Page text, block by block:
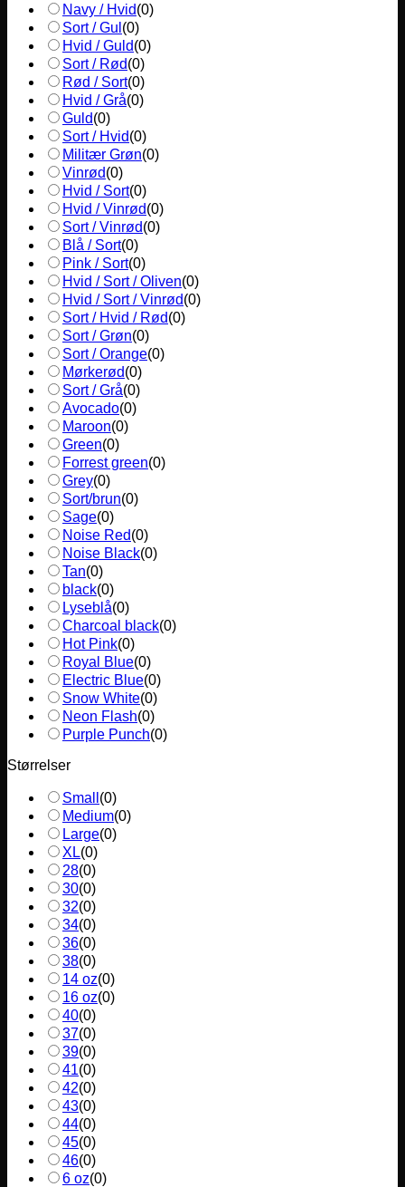
Navy / Hvid(0)
Sort / Gul (0)
Hvid / Guld(0)
Sort / Rød(0)
Rød / Sort(0)
Hvid / Grå(0)
Guld(0)
Sort / Hvid(0)
Militær Grøn(0)
Vinrød(0)
Hvid / Sort(0)
Hvid / Vinrød(0)
Sort / Vinrød(0)
Blå / Sort(0)
Pink / Sort(0)
Hvid / Sort / Oliven(0)
Hvid / Sort / Vinrød(0)
Sort / Hvid / Rød(0)
Sort / Grøn(0)
Sort / Orange(0)
Mørkerød(0)
Sort / Grå(0)
Avocado(0)
Maroon(0)
Green(0)
Forrest green(0)
Grey(0)
Sort/brun(0)
Sage(0)
Noise Red(0)
Noise Black(0)
Tan(0)
black(0)
Lyseblå(0)
Charcoal black(0)
Hot Pink(0)
Royal Blue(0)
Electric Blue(0)
Snow White(0)
Neon Flash(0)
Purple Punch(0)
Størrelser
Small (0)
Medium(0)
Large(0)
XL(0)
28(0)
30(0)
32(0)
34(0)
36(0)
38(0)
14 oz(0)
16 oz(0)
40(0)
37(0)
39(0)
41(0)
42(0)
43(0)
44(0)
45(0)
46(0)
6 oz(0)